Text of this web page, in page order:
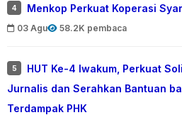
4 Menkop Perkuat Koperasi
03 Agu 58.2K pembaca
5
HUT Ke-4 Iwakum, Perkuat
Jurnalis dan Serahkan Bantuan
Terdampak PHK